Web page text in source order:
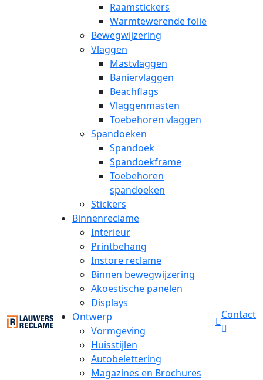
Raamstickers
Warmtewerende folie
Bewegwijzering
Vlaggen
Mastvlaggen
Baniervlaggen
Beachflags
Vlaggenmasten
Toebehoren vlaggen
Spandoeken
Spandoek
Spandoekframe
Toebehoren
spandoeken
Stickers
Binnenreclame
Interieur
Printbehang
Instore reclame
Binnen bewegwijzering
Akoestische panelen
Displays
Ontwerp
Vormgeving
Huisstijlen
Autobelettering
Magazines en Brochures
Contact